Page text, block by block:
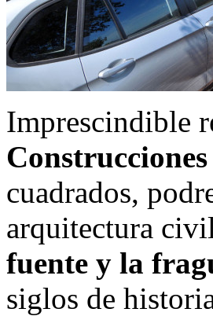
Imprescindible
cuadrados,
arquitectura
fuente y la
siglos de